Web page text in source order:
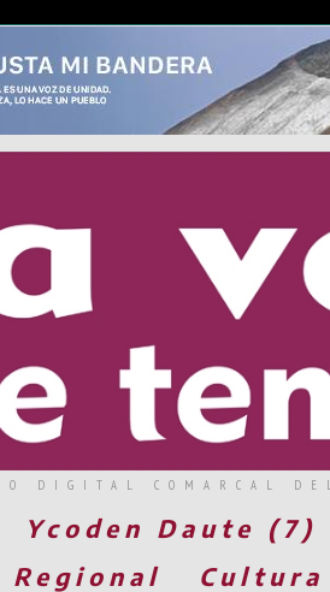
DIGITAL COMARCAL
Ycoden Daute (7)
Regional Cultura